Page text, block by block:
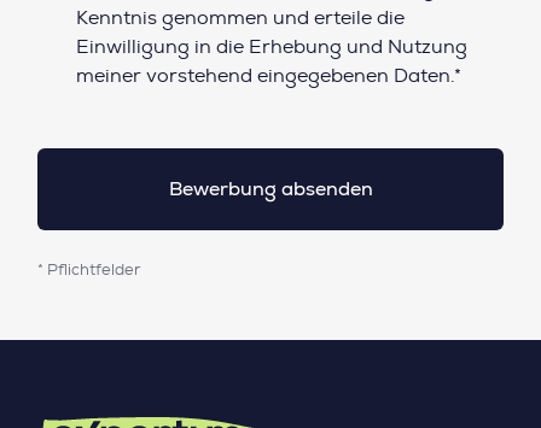
Datenschutz*
Kenntnis genommen und erteile die
Einwilligung in die Erhebung und Nutzung
meiner vorstehend eingegebenen Daten.*
* Pflichtfelder